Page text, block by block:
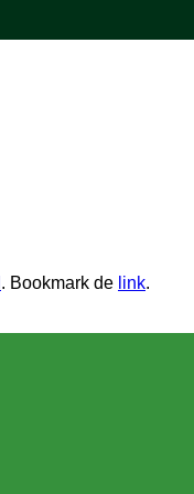
. Bookmark de link.